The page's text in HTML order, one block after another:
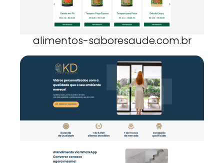
alimentos-saboresaude.com.br